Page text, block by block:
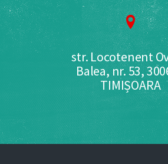
str. Locotenent
Balea, nr. 53,
TIMIȘOARA